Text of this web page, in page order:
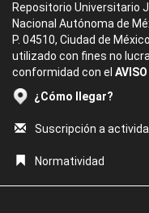
Repositorio Universitario
Nacional Autónoma de
P. 04510, Ciudad de
utilizado con fines no
conformidad con el
¿Cómo llegar?
Suscripción a
Normatividad